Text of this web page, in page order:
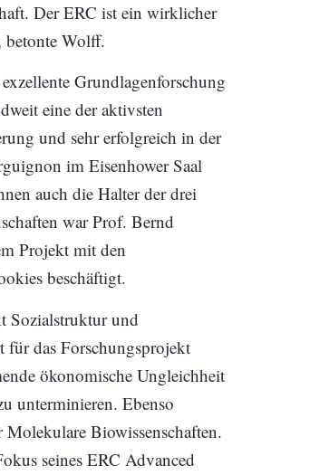
Der ERC ist ein wirklicher
betonte Wolff.
Grundlagenforschung
eine der aktivsten
und sehr erfolgreich in der
im Eisenhower Saal
auch die Halter der drei
war Prof. Bernd
Projekt mit den
beschäftigt.
Sozialstruktur und
das Forschungsprojekt
ökonomische Ungleichheit
unterminieren. Ebenso
Biowissenschaften.
seines ERC Advanced